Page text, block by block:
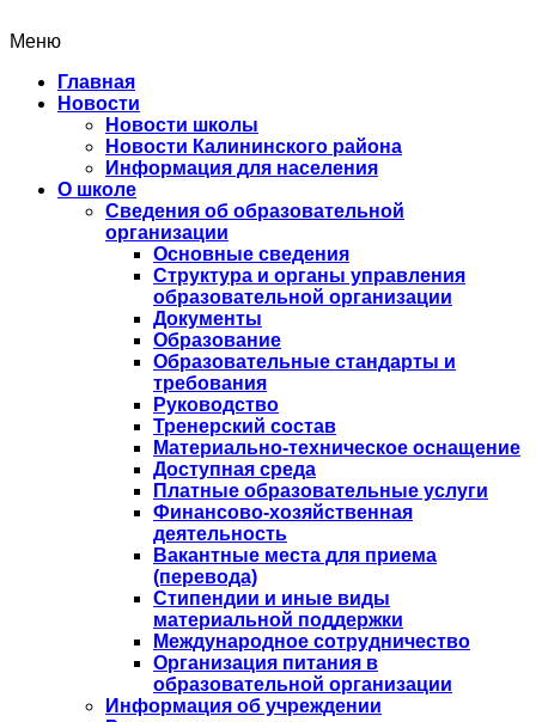
Меню
Главная
Новости
Новости школы
Новости Калининского района
Информация для населения
О школе
Сведения об образовательной
организации
Основные сведения
Структура и органы управления
образовательной организации
Документы
Образование
Образовательные стандарты и
требования
Руководство
Тренерский состав
Материально-техническое оснащение
Доступная среда
Платные образовательные услуги
Финансово-хозяйственная
деятельность
Вакантные места для приема
(перевода)
Стипендии и иные виды
материальной поддержки
Международное сотрудничество
Организация питания в
образовательной организации
Информация об учреждении